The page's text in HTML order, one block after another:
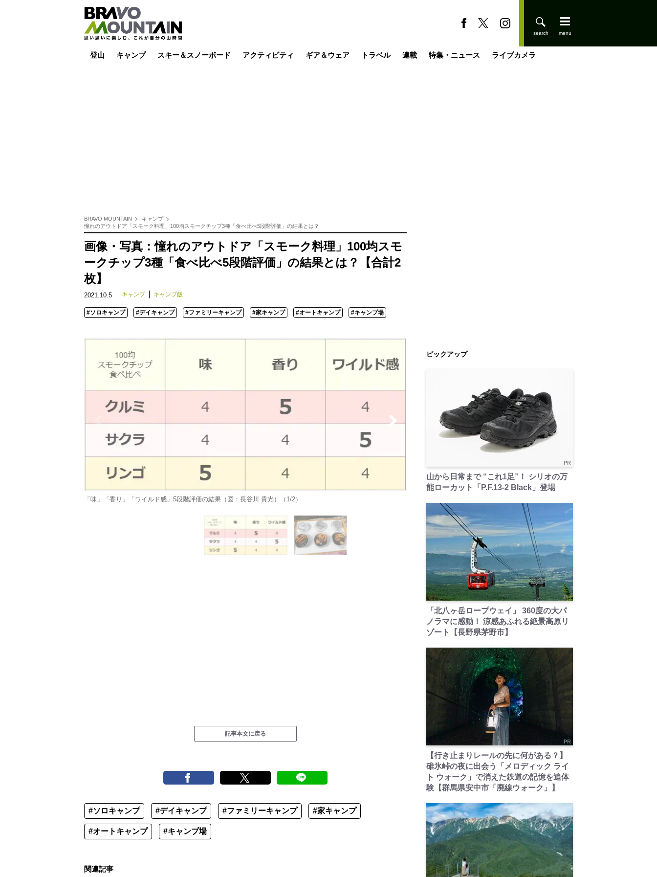
登山 キャンプ スキー＆スノーボード アクティビティ ギア＆ウェア トラベル 連載 特集・ニュース ライブカメラ
BRAVO MOUNTAIN
キャンプ
憧れのアウトドア「スモーク料理」100均スモークチップ3種「食べ比べ5段階評価」の結果とは？
画像・写真：憧れのアウトドア「スモーク料理」100均スモ
ークチップ3種「食べ比べ5段階評価」の結果とは？【合計2
枚】
2021.10.5 キャンプ キャンプ飯
#ソロキャンプ #デイキャンプ #ファミリーキャンプ #家キャンプ #オートキャンプ #キャンプ場
「味」「香り」「ワイルド感」5段階評価の結果（図：長谷川 貴光）（1/2）
記事本文に戻る
#ソロキャンプ #デイキャンプ #ファミリーキャンプ #家キャンプ
#オートキャンプ #キャンプ場
関連記事
ピックアップ
PR
山から日常まで “これ1足”！ シリオの万
能ローカット「P.F.13-2 Black」登場
PR
「北八ヶ岳ロープウェイ」 360度の大パ
ノラマに感動！ 涼感あふれる絶景高原リ
ゾート【長野県茅野市】
PR
【行き止まりレールの先に何がある？】
碓氷峠の夜に出会う「メロディック ライ
ト ウォーク」で消えた鉄道の記憶を追体
験【群馬県安中市「廃線ウォーク」】